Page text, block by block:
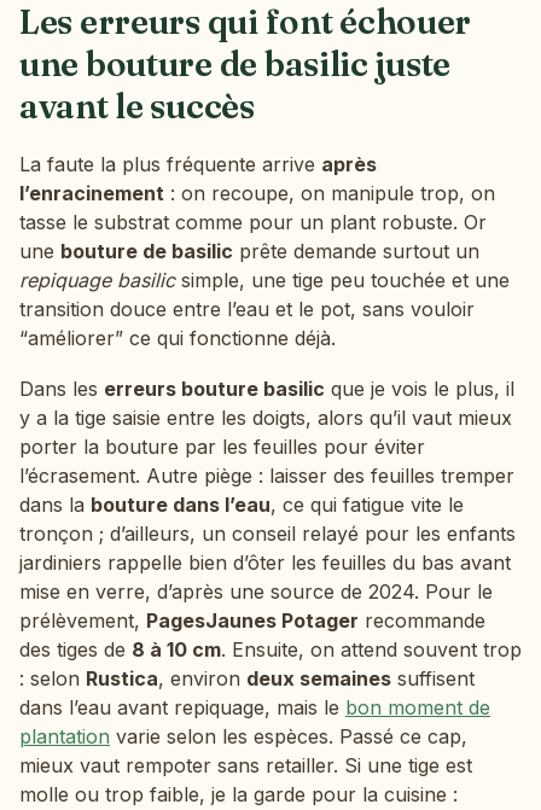
Les erreurs qui font échouer
une bouture de basilic juste
avant le succès
La faute la plus fréquente arrive après
l’enracinement : on recoupe, on manipule trop, on
tasse le substrat comme pour un plant robuste. Or
une bouture de basilic prête demande surtout un
repiquage basilicsimple, une tige peu touchée et une
transition douce entre l’eau et le pot, sans vouloir
“améliorer” ce qui fonctionne déjà.
Dans les erreurs bouture basilic que je vois le plus, il
y a la tige saisie entre les doigts, alors qu’il vaut mieux
porter la bouture par les feuilles pour éviter
l’écrasement. Autre piège : laisser des feuilles tremper
dans la bouture dans l’eau, ce qui fatigue vite le
tronçon ; d’ailleurs, un conseil relayé pour les enfants
jardiniers rappelle bien d’ôter les feuilles du bas avant
mise en verre, d’après une source de 2024. Pour le
prélèvement, PagesJaunes Potager recommande
des tiges de 8 à 10 cm. Ensuite, on attend souvent trop
: selon Rustica, environ deux semaines suffisent
dans l’eau avant repiquage, mais le bon moment de
plantation varie selon les espèces. Passé ce cap,
mieux vaut rempoter sans retailler. Si une tige est
molle ou trop faible, je la garde pour la cuisine :